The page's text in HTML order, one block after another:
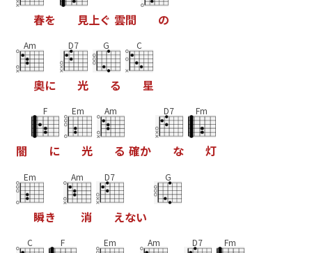
春を 見上ぐ 雲間 の
Am
奧に
D7
光
G
る
C
星
闇
F
に
Em
光
Am
る 確か
D7
な
Fm
灯
Em
瞬き
Am
消
D7
えない
G
C F Em Am D7 Fm